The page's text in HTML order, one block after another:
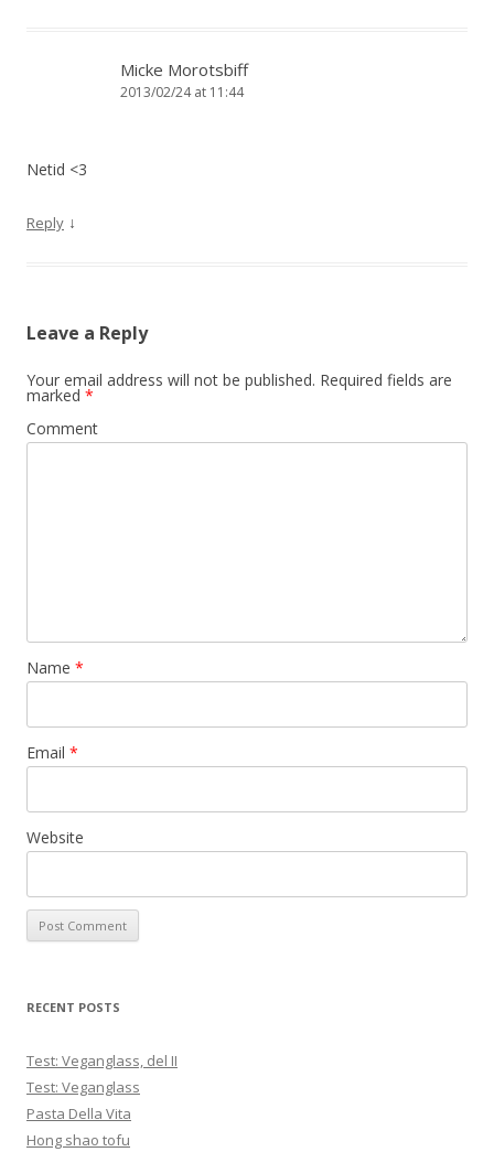
Micke Morotsbiff
2013/02/24 at 11:44
Netid <3
Reply ↓
Leave a Reply
Your email address will not be published. Required fields are
marked *
Comment
Name *
Email *
Website
RECENT POSTS
Test: Veganglass, del II
Test: Veganglass
Pasta Della Vita
Hong shao tofu